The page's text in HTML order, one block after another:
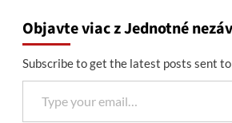
Objavte viac z Jednotné
Subscribe to get the latest posts sent
Type your email…